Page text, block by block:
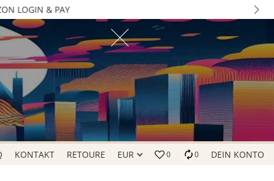
KONTAKT RETOURE EUR 0 0 DEIN KONTO